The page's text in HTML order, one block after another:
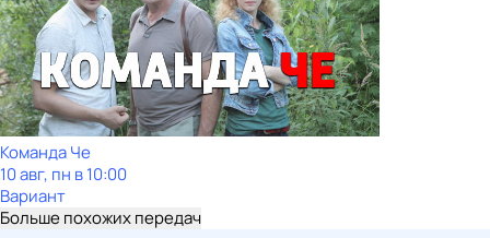
Команда Че
10 авг, пн в 10:00
Вариант
Больше похожих передач